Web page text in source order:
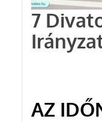
7
AZ